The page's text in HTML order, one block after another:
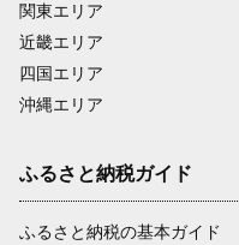
関東エリア
近畿エリア
四国エリア
沖縄エリア
ふるさと納税ガイド
ふるさと納税の基本ガイド